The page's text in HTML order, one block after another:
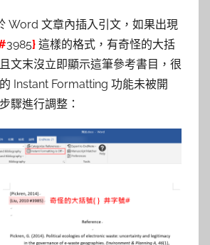
Word 文章內插入引文，如果出現
3985} 這樣的格式，有奇怪的大括
文末沒立即顯示這筆參考書目，很
Instant Formatting 功能未被開
驟進行調整：